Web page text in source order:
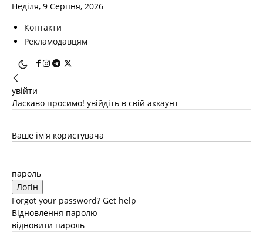
Неділя, 9 Серпня, 2026
Контакти
Рекламодавцям
увійти
Ласкаво просимо! увійдіть в свій аккаунт
Ваше ім'я користувача
пароль
Forgot your password? Get help
Відновлення паролю
відновити пароль